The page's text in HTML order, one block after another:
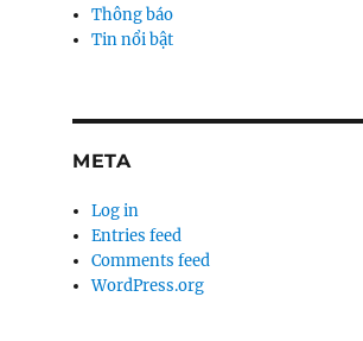
Thông báo
Tin nổi bật
META
Log in
Entries feed
Comments feed
WordPress.org